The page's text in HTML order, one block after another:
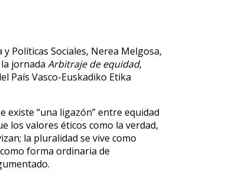
Políticas Sociales, Nerea Melgosa,
jornada Arbitraje de equidad,
País Vasco-Euskadiko Etika
existe “una ligazón” entre equidad
los valores éticos como la verdad,
la pluralidad se vive como
forma ordinaria de